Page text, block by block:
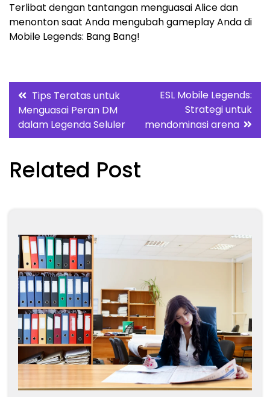
Terlibat dengan tantangan menguasai Alice dan
menonton saat Anda mengubah gameplay Anda di
Mobile Legends: Bang Bang!
Post
navigation
Tips Teratas untuk
Menguasai Peran DM
dalam Legenda Seluler
ESL Mobile Legends:
Strategi untuk
mendominasi arena
Related Post